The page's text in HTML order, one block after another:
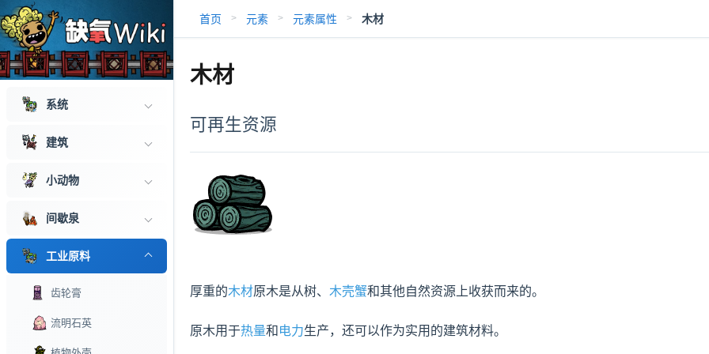
首页 > 元素 > 元素属性 > 木材
系统
建筑
小动物
间歇泉
工业原料
齿轮膏
流明石英
木材
可再生资源
厚重的木材原木是从树、 木壳蟹和其他自然资源上收获而来的。
原木用于热量和 电力生产，还可以作为实用的建筑材料。